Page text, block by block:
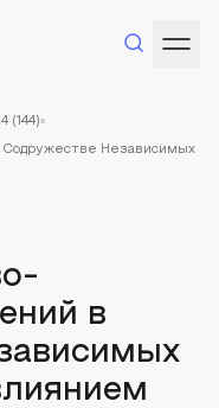
(144)
Содружестве Независимых
в